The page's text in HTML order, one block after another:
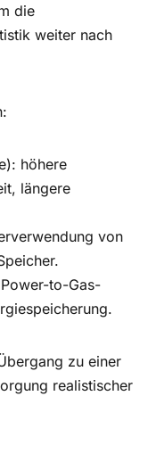
die
weiter nach
höhere
längere
von
to-Gas-
zu einer
realistischer